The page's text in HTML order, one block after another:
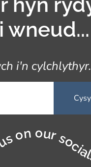
wneud...
i'n
on our